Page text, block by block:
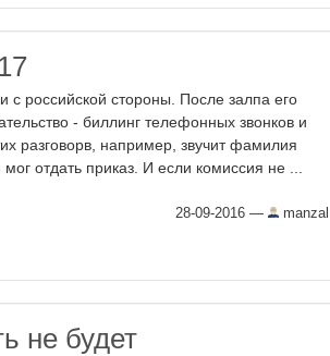
с российской стороны. После залпа его
- биллинг телефонных звонков и
разговорв, например, звучит фамилия
отдать приказ. И если комиссия не ...
28-09-2016 — manzal
не будет